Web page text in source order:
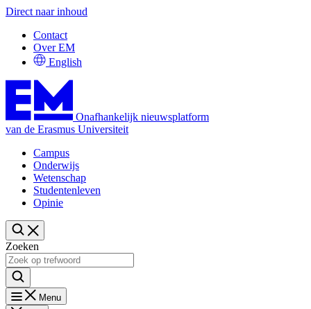
Direct naar inhoud
Contact
Over EM
English
Onafhankelijk nieuwsplatform
van de Erasmus Universiteit
Campus
Onderwijs
Wetenschap
Studentenleven
Opinie
Zoeken
Menu